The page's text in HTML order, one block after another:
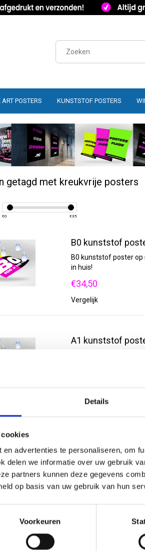
Details
advertenties te personaliseren, om
delen we informatie over uw gebruik
partners kunnen deze gegevens
op basis van uw gebruik van hun
Voorkeuren
ART POSTERS KUNSTSTOF POSTERS
getagd met kreukvrije posters
€0 €35
B0 kunststof
B0 kunststof poster op
in huis!
€34,50
Vergelijk
A1 kunststof
A1 kunststof poster
Vergelijk
A2 kunststof poster op
in huis!
€10,50
A3 kunststof